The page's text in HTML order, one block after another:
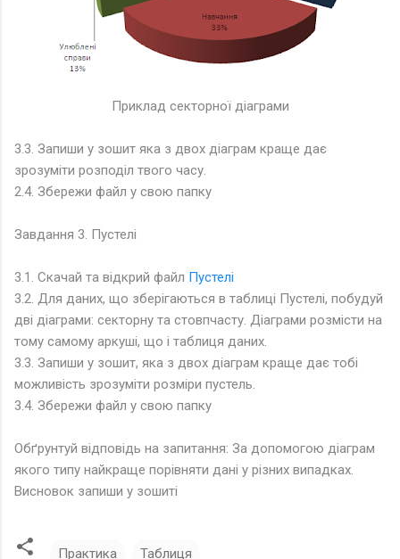
Приклад секторної діаграми
3.3. Запиши у зошит яка з двох діаграм краще дає
зрозуміти розподіл твого часу.
2.4. Збережи файл у свою папку
Завдання 3. Пустелі
3.1. Скачай та відкрий файл Пустелі
3.2. Для даних, що зберігаються в таблиці Пустелі, побудуй
дві діаграми: секторну та стовпчасту. Діаграми розмісти на
тому самому аркуші, що і таблиця даних.
3.3. Запиши у зошит, яка з двох діаграм краще дає тобі
можливість зрозуміти розміри пустель.
3.4. Збережи файл у свою папку
Обґрунтуй відповідь на запитання: За допомогою діаграм
якого типу найкраще порівняти дані у різних випадках.
Висновок запиши у зошиті
Практика Таблиця